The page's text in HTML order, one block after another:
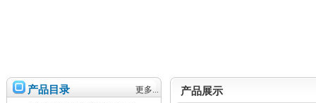
产品目录
更多...
产品展示